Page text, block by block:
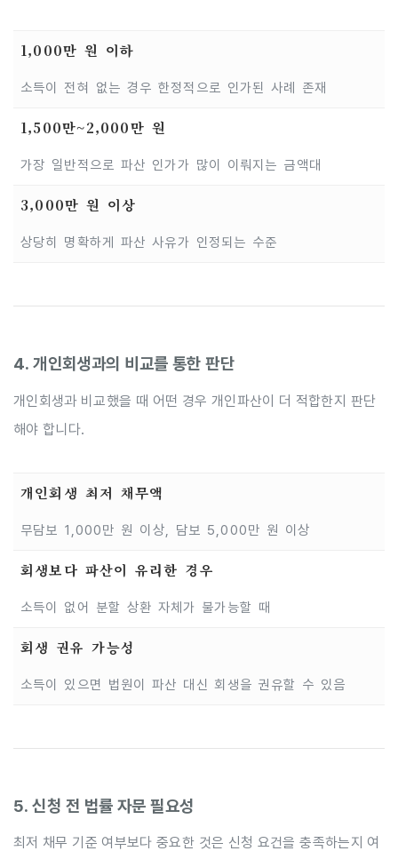
1,000만 원 이하
소득이 전혀 없는 경우 한정적으로 인가된 사례 존재
1,500만~2,000만 원
가장 일반적으로 파산 인가가 많이 이뤄지는 금액대
3,000만 원 이상
상당히 명확하게 파산 사유가 인정되는 수준
4. 개인회생과의 비교를 통한 판단
개인회생과 비교했을 때 어떤 경우 개인파산이 더 적합한지 판단
해야 합니다.
개인회생 최저 채무액
무담보 1,000만 원 이상, 담보 5,000만 원 이상
회생보다 파산이 유리한 경우
소득이 없어 분할 상환 자체가 불가능할 때
회생 권유 가능성
소득이 있으면 법원이 파산 대신 회생을 권유할 수 있음
5. 신청 전 법률 자문 필요성
최저 채무 기준 여부보다 중요한 것은 신청 요건을 충족하는지 여